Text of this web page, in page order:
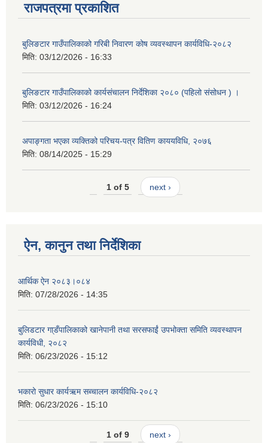
राजपत्रमा प्रकाशित
बुलिङटार गाउँपालिकाको गरिबी निवारण कोष व्यवस्थापन कार्यविधि-२०८२
मिति: 03/12/2026 - 16:33
बुलिङटार गाउँपालिकाको कार्यसंचालन निर्देशिका २०८० (पहिलो संसोधन ) ।
मिति: 03/12/2026 - 16:24
अपाङ्गता भएका व्यक्तिको परिचय-पत्र वितिण काययविधि, २०७६
मिति: 08/14/2025 - 15:29
1 of 5 next ›
ऐन, कानुन तथा निर्देशिका
आर्थिक ऐन २०८३।०८४
मिति: 07/28/2026 - 14:35
बुलिडटार गा्डँपालिकाको खानेपानी तथा सरसफाईं उपभोक्ता समिति व्यवस्थापन
कार्यविधी, २०८२
मिति: 06/23/2026 - 15:12
भकारो सुधार कार्यऋम सब्चालन कार्यविधि-२०८२
मिति: 06/23/2026 - 15:10
1 of 9 next ›